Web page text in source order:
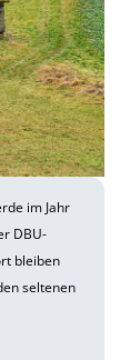
im Jahr
DBU-
bleiben
seltenen